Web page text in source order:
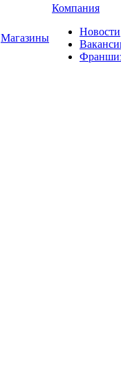
Магазины
Компания
Новости